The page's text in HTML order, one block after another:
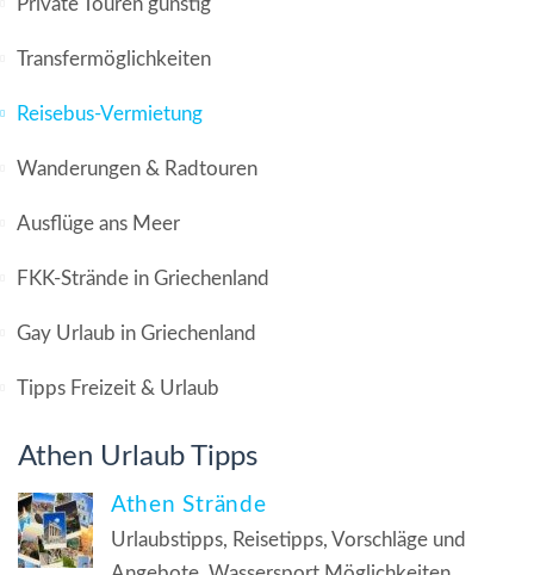
Private Touren günstig
Transfermöglichkeiten
Reisebus-Vermietung
Wanderungen & Radtouren
Ausflüge ans Meer
FKK-Strände in Griechenland
Gay Urlaub in Griechenland
Tipps Freizeit & Urlaub
Athen Urlaub Tipps
Athen Strände
Urlaubstipps, Reisetipps, Vorschläge und